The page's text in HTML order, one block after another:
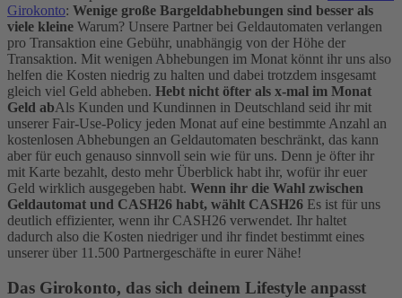
Girokonto: Wenige große Bargeldabhebungen sind besser als
viele kleine Warum? Unsere Partner bei Geldautomaten verlangen
pro Transaktion eine Gebühr, unabhängig von der Höhe der
Transaktion. Mit wenigen Abhebungen im Monat könnt ihr uns also
helfen die Kosten niedrig zu halten und dabei trotzdem insgesamt
gleich viel Geld abheben. Hebt nicht öfter als x-mal im Monat
Geld abAls Kunden und Kundinnen in Deutschland seid ihr mit
unserer Fair-Use-Policy jeden Monat auf eine bestimmte Anzahl an
kostenlosen Abhebungen an Geldautomaten beschränkt, das kann
aber für euch genauso sinnvoll sein wie für uns. Denn je öfter ihr
mit Karte bezahlt, desto mehr Überblick habt ihr, wofür ihr euer
Geld wirklich ausgegeben habt. Wenn ihr die Wahl zwischen
Geldautomat und CASH26 habt, wählt CASH26 Es ist für uns
deutlich effizienter, wenn ihr CASH26 verwendet. Ihr haltet
dadurch also die Kosten niedriger und ihr findet bestimmt eines
unserer über 11.500 Partnergeschäfte in eurer Nähe!
Das Girokonto, das sich deinem Lifestyle anpasst